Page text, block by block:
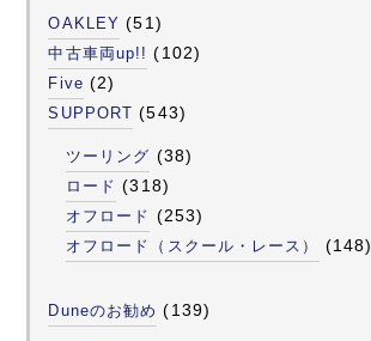
OAKLEY (51)
中古車両up!! (102)
Five (2)
SUPPORT (543)
ツーリング (38)
ロード (318)
オフロード (253)
オフロード（スクール・レース） (148)
Duneのお勧め (139)